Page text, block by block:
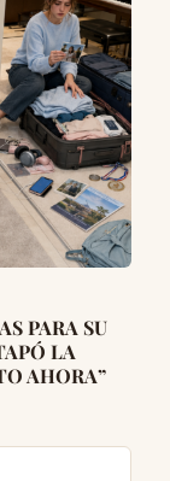
PARA SU
LA
AHORA”